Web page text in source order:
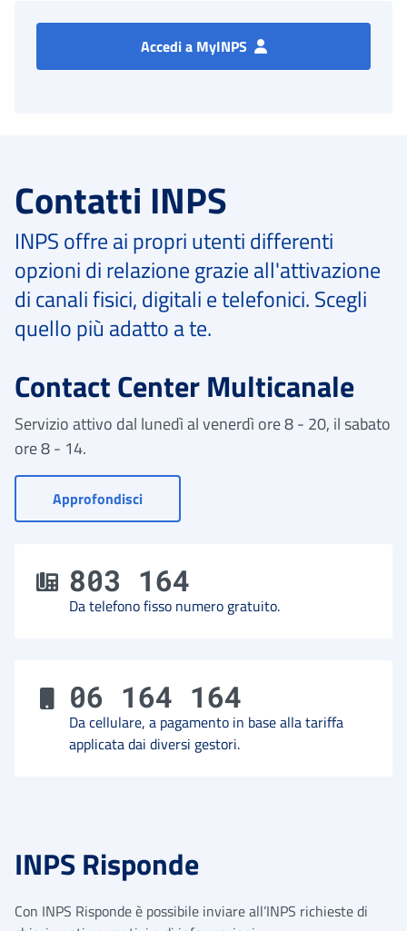
Accedi a MyINPS
Contatti INPS
INPS offre ai propri utenti differenti
opzioni di relazione grazie all'attivazione
di canali fisici, digitali e telefonici. Scegli
quello più adatto a te.
Contact Center Multicanale
Servizio attivo dal lunedì al venerdì ore 8 - 20, il sabato
ore 8 - 14.
Approfondisci- Vai a Contact Center
803 164
Da telefono fisso numero gratuito.
06 164 164
Da cellulare, a pagamento in base alla tariffa
applicata dai diversi gestori.
INPS Risponde
Con INPS Risponde è possibile inviare all’INPS richieste di